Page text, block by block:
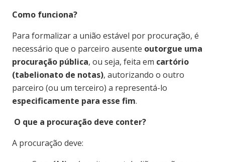
Como funciona?
Para formalizar a união estável por procuração, é
necessário que o parceiro ausente outorgue uma
procuração pública, ou seja, feita em cartório
(tabelionato de notas), autorizando o outro
parceiro (ou um terceiro) a representá-lo
especificamente para esse fim.
O que a procuração deve conter?
A procuração deve: